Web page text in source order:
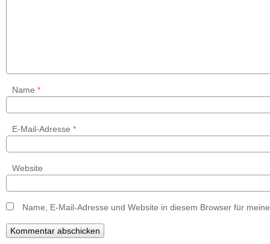
Name *
E-Mail-Adresse *
Website
Name, E-Mail-Adresse und Website in diesem Browser für